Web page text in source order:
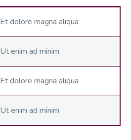
Et dolore magna aliqua
Ut enim ad minim
Et dolore magna aliqua
Ut enim ad minim